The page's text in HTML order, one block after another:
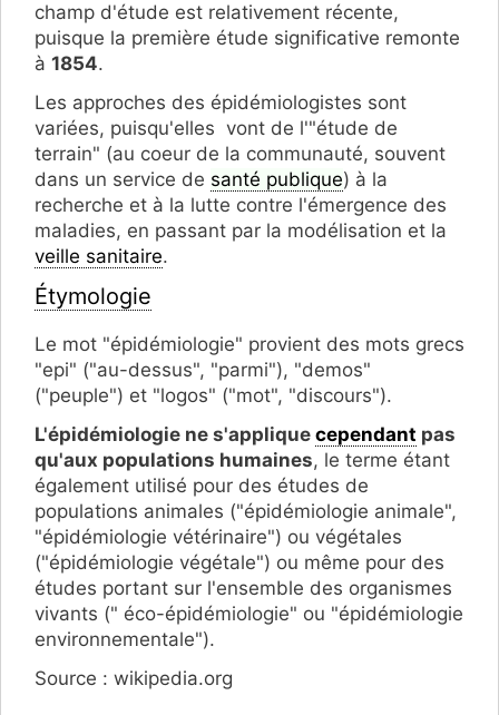
champ d'étude est relativement récente,
puisque la première étude significative remonte
à 1854.
Les approches des épidémiologistes sont
variées, puisqu'elles vont de l'"étude de
terrain" (au coeur de la communauté, souvent
dans un service de santé publique) à la
recherche et à la lutte contre l'émergence des
maladies, en passant par la modélisation et la
veille sanitaire.
Étymologie
Le mot "épidémiologie" provient des mots grecs
"epi" ("au-dessus", "parmi"), "demos"
("peuple") et "logos" ("mot", "discours").
L'épidémiologie ne s'applique cependant pas
qu'aux populations humaines, le terme étant
également utilisé pour des études de
populations animales ("épidémiologie animale",
"épidémiologie vétérinaire") ou végétales
("épidémiologie végétale") ou même pour des
études portant sur l'ensemble des organismes
vivants (" éco-épidémiologie" ou "épidémiologie
environnementale").
Source : wikipedia.org